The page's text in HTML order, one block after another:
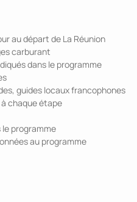
au départ de La Réunion
carburant
dans le programme
guides locaux francophones
chaque étape
le programme
au programme